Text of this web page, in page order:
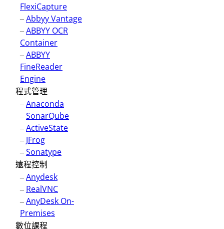
FlexiCapture
–Abbyy Vantage
–ABBYY OCR
Container
–ABBYY
FineReader
Engine
程式管理
–Anaconda
–SonarQube
–ActiveState
– JFrog
–Sonatype
遠程控制
–Anydesk
– RealVNC
–AnyDesk On-
Premises
數位課程